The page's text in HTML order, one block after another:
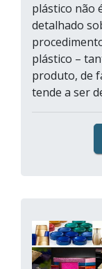
plástico não
detalhado
plástico –
produto, de
tende a ser